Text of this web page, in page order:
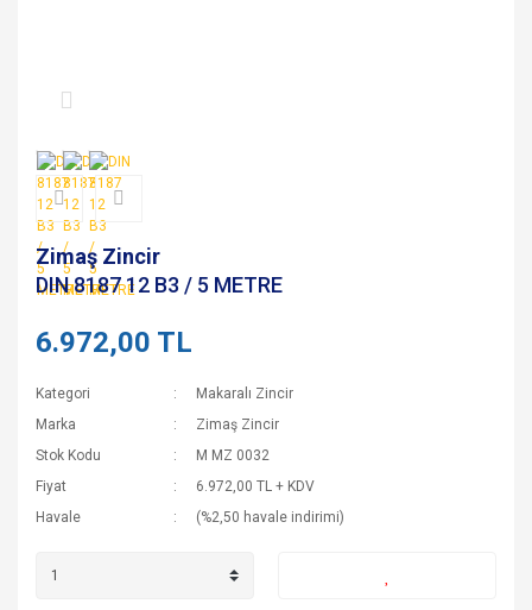
Zimaş Zincir
DIN 8187 12 B3 / 5 METRE
6.972,00 TL
Kategori
Makaralı Zincir
Marka
Zimaş Zincir
Stok Kodu
M MZ 0032
Fiyat
6.972,00 TL + KDV
Havale
(%2,50 havale indirimi)